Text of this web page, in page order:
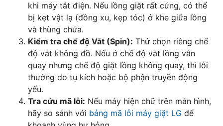
khi máy tắt điện. Nếu lồng giặt rất cứng, có thể
bị kẹt vật lạ (đồng xu, kẹp tóc) ở khe giữa lồng
và thùng chứa.
Kiểm tra chế độ Vắt (Spin): Thử chọn riêng chế
độ vắt không đồ. Nếu ở chế độ vắt lồng vẫn
quay nhưng chế độ giặt lồng không quay, thì lỗi
thường do tụ kích hoặc bộ phận truyền động
yếu.
Tra cứu mã lỗi: Nếu máy hiện chữ trên màn hình,
hãy so sánh với bảng mã lỗi máy giặt LG để